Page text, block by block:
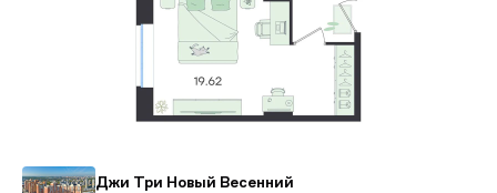
Джи Три Новый Весенний